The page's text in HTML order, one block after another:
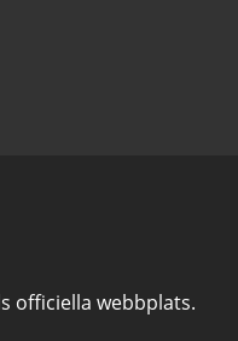
officiella webbplats.